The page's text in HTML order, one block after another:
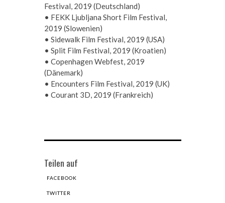
Festival, 2019 (Deutschland)
• FEKK Ljubljana Short Film Festival,
2019 (Slowenien)
• Sidewalk Film Festival, 2019 (USA)
• Split Film Festival, 2019 (Kroatien)
• Copenhagen Webfest, 2019
(Dänemark)
• Encounters Film Festival, 2019 (UK)
• Courant 3D, 2019 (Frankreich)
Teilen auf
FACEBOOK
TWITTER